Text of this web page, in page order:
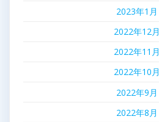
2023年1月
2022年12月
2022年11月
2022年10月
2022年9月
2022年8月